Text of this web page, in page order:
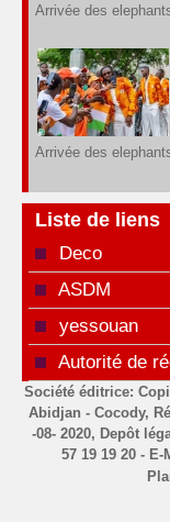
Arrivée des
Arrivée des
Liste de liens
Deco
ASDM
yessouan
Autorité de
Société éditrice:
Abidjan - Cocody,
-08- 2020, Depôt
57 19 19 20 -